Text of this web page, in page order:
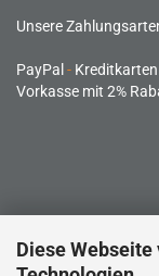
Diese
Unsere
PayPal - Kreditkarten
Vorkasse mit 2%